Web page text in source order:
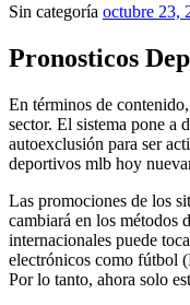
Sin categoría octubre 23,
Pronosticos
En términos de
sector. El sistema pone a
autoexclusión para ser
deportivos mlb hoy
Las promociones de los
cambiará en los métodos
internacionales puede
electrónicos como fútbol
Por lo tanto, ahora solo